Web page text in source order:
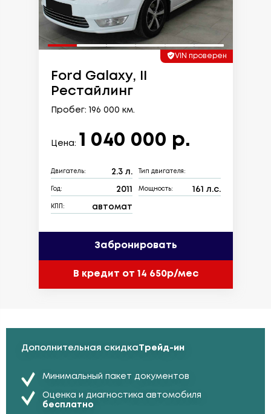
VIN проверен
Ford Galaxy, II
Рестайлинг
Пробег: 196 000 км.
Цена: 1 040 000 р.
Двигатель: 2.3 л. Тип двигателя:
Год: 2011 Мощность: 161 л.с.
КПП: автомат
Забронировать
В кредит от 14 650р/мес
Дополнительная скидкаТрейд-ин
Минимальный пакет документов
Оценка и диагностика автомобиля
бесплатно